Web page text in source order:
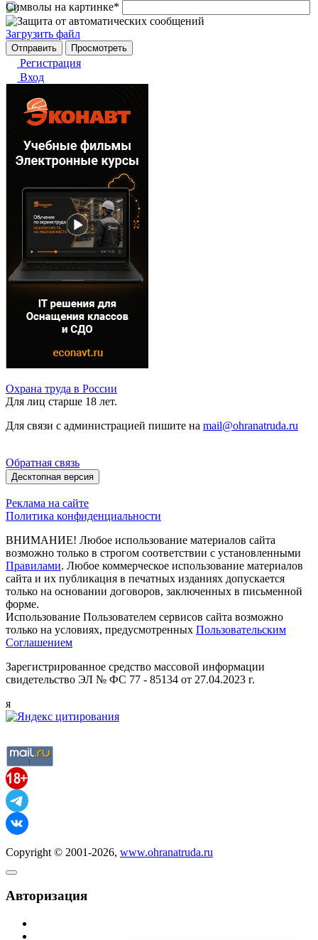
Символы на картинке*
Загрузить файл
Регистрация
Вход
Охрана труда в России
Для лиц старше 18 лет.
Для связи с администрацией пишите на mail@ohranatruda.ru
Обратная связь
Десктопная версия
Реклама на сайте
Политика конфиденциальности
ВНИМАНИЕ! Любое использование материалов сайта
возможно только в строгом соответствии с установленными
Правилами. Любое коммерческое использование материалов
сайта и их публикация в печатных изданиях допускается
только на основании договоров, заключенных в письменной
форме.
Использование Пользователем сервисов сайта возможно
только на условиях, предусмотренных Пользовательским
Соглашением
Зарегистрированное средство массовой информации
свидетельство ЭЛ № ФС 77 - 85134 от 27.04.2023 г.
я
Copyright © 2001-2026, www.ohranatruda.ru
Авторизация